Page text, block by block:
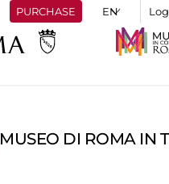
PURCHASE
MUSEO DI ROMA IN